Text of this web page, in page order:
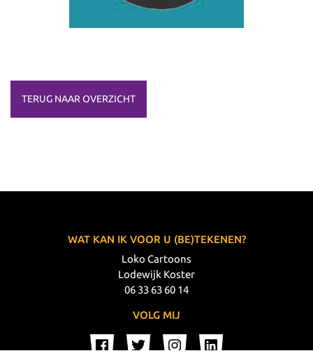
TERUG NAAR OVERZICHT
WAT KAN IK VOOR U (BE)TEKENEN?
Loko Cartoons
Lodewijk Koster
06 33 63 60 14
VOLG MIJ